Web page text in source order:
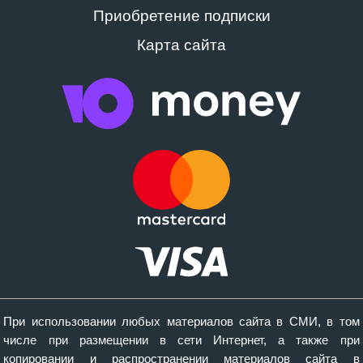
Приобретение подписки
Карта сайта
При использовании любых материалов сайта в СМИ, в том
числе при размещении в сети Интернет, а также при
копировании и распространении материалов сайта в